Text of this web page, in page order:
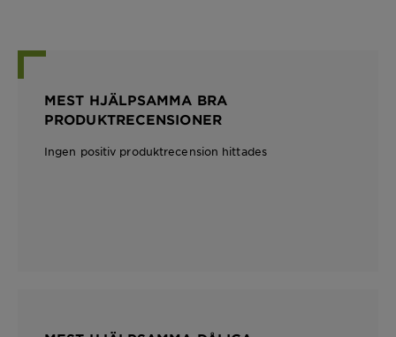
MEST HJÄLPSAMMA BRA
PRODUKTRECENSIONER
Ingen positiv produktrecension hittades